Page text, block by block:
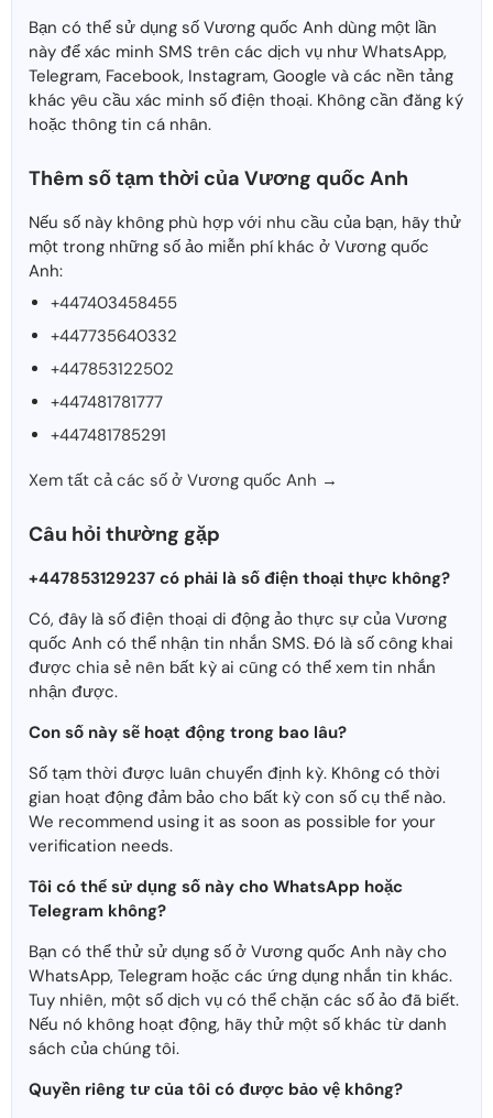
Bạn có thể sử dụng số Vương quốc Anh dùng một lần
này để xác minh SMS trên các dịch vụ như WhatsApp,
Telegram, Facebook, Instagram, Google và các nền tảng
khác yêu cầu xác minh số điện thoại. Không cần đăng ký
hoặc thông tin cá nhân.
Thêm số tạm thời của Vương quốc Anh
Nếu số này không phù hợp với nhu cầu của bạn, hãy thử
một trong những số ảo miễn phí khác ở Vương quốc
Anh:
+447403458455
+447735640332
+447853122502
+447481781777
+447481785291
Xem tất cả các số ở Vương quốc Anh →
Câu hỏi thường gặp
+447853129237 có phải là số điện thoại thực không?
Có, đây là số điện thoại di động ảo thực sự của Vương
quốc Anh có thể nhận tin nhắn SMS. Đó là số công khai
được chia sẻ nên bất kỳ ai cũng có thể xem tin nhắn
nhận được.
Con số này sẽ hoạt động trong bao lâu?
Số tạm thời được luân chuyển định kỳ. Không có thời
gian hoạt động đảm bảo cho bất kỳ con số cụ thể nào.
We recommend using it as soon as possible for your
verification needs.
Tôi có thể sử dụng số này cho WhatsApp hoặc
Telegram không?
Bạn có thể thử sử dụng số ở Vương quốc Anh này cho
WhatsApp, Telegram hoặc các ứng dụng nhắn tin khác.
Tuy nhiên, một số dịch vụ có thể chặn các số ảo đã biết.
Nếu nó không hoạt động, hãy thử một số khác từ danh
sách của chúng tôi.
Quyền riêng tư của tôi có được bảo vệ không?